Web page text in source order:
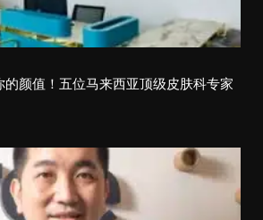
的颜值！五位马来西亚顶级皮肤科专家